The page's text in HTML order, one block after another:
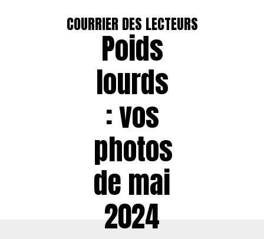
COURRIER DES LECTEURS
Poids
lourds
: vos
photos
de mai
2024